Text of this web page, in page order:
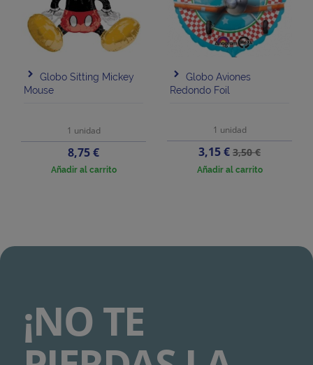
Globo Sitting Mickey
Mouse
1 unidad
Precio
8,75 €
Añadir al carrito
Globo Aviones
Redondo Foil
1 unidad
Precio
3,15 €Precio
base
3,50 €
Añadir al carrito
¡NO TE